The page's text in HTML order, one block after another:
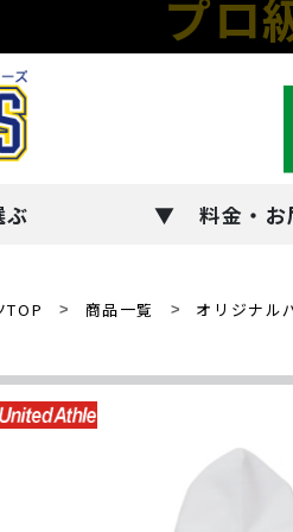
プロ
ぶ 料金・
TOP 商品一覧 オリジナル